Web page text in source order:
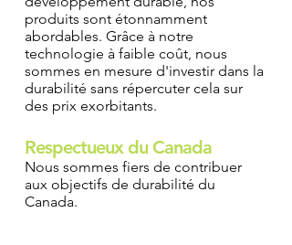
produits sont étonnamment
abordables. Grâce à notre
technologie à faible coût, nous
sommes en mesure d'investir dans la
durabilité sans répercuter cela sur
des prix exorbitants.
Respectueux du Canada
Nous sommes fiers de contribuer
aux objectifs de durabilité du
Canada.